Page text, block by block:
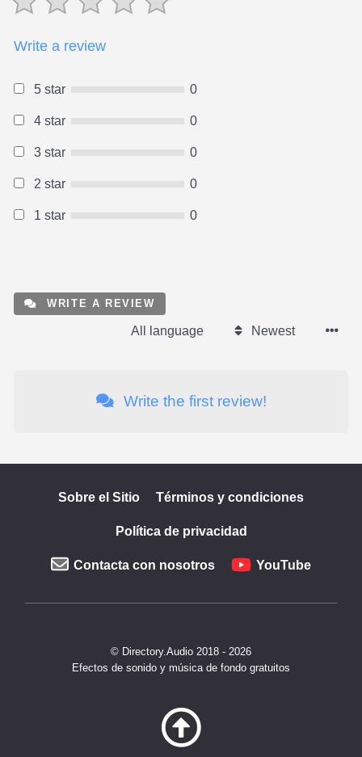
Write a review
5 star 0
4 star 0
3 star 0
2 star 0
1 star 0
WRITE A REVIEW
All language Newest
Write the first review!
Sobre el Sitio Términos y condiciones
Política de privacidad
Contacta con nosotros YouTube
© Directory.Audio 2018 - 2026
Efectos de sonido y música de fondo gratuitos